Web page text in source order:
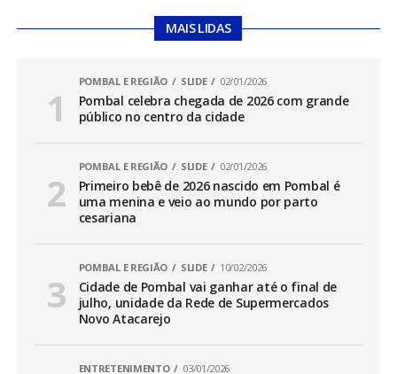
MAIS LIDAS
POMBAL E REGIÃO SLIDE 02/01/2026
Pombal celebra chegada de 2026 com grande
público no centro da cidade
POMBAL E REGIÃO SLIDE 02/01/2026
Primeiro bebê de 2026 nascido em Pombal é
uma menina e veio ao mundo por parto
cesariana
POMBAL E REGIÃO SLIDE 10/02/2026
Cidade de Pombal vai ganhar até o final de
julho, unidade da Rede de Supermercados
Novo Atacarejo
ENTRETENIMENTO 03/01/2026